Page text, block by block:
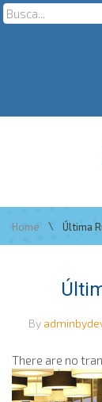
Home \ Última
By
There are no